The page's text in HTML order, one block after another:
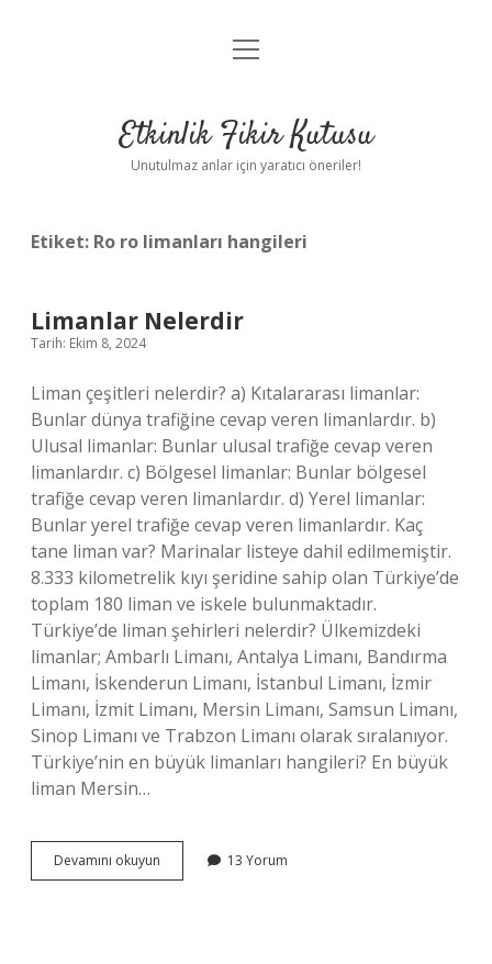
Anasayfa
Yasal Uyarı
menüyü
Etkinlik Fikir Kutusu
Unutulmaz anlar için yaratıcı öneriler!
Etiket: Ro ro limanları hangileri
Limanlar Nelerdir
Tarih: Ekim 8, 2024
Liman çeşitleri nelerdir? a) Kıtalararası limanlar:
Bunlar dünya trafiğine cevap veren limanlardır. b)
Ulusal limanlar: Bunlar ulusal trafiğe cevap veren
limanlardır. c) Bölgesel limanlar: Bunlar bölgesel
trafiğe cevap veren limanlardır. d) Yerel limanlar:
Bunlar yerel trafiğe cevap veren limanlardır. Kaç
tane liman var? Marinalar listeye dahil edilmemiştir.
8.333 kilometrelik kıyı şeridine sahip olan Türkiye’de
toplam 180 liman ve iskele bulunmaktadır.
Türkiye’de liman şehirleri nelerdir? Ülkemizdeki
limanlar; Ambarlı Limanı, Antalya Limanı, Bandırma
Limanı, İskenderun Limanı, İstanbul Limanı, İzmir
Limanı, İzmit Limanı, Mersin Limanı, Samsun Limanı,
Sinop Limanı ve Trabzon Limanı olarak sıralanıyor.
Türkiye’nin en büyük limanları hangileri? En büyük
liman Mersin…
Devamını okuyun Limanlar
Nelerdir
13 Yorum